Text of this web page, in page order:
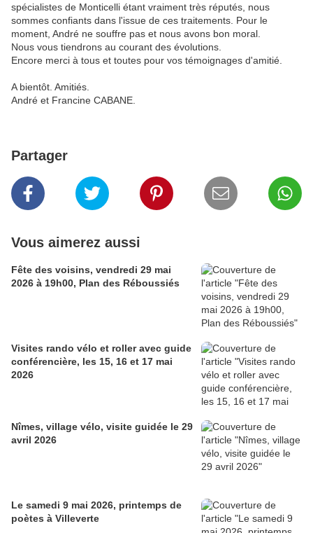
spécialistes de Monticelli étant vraiment très réputés, nous
sommes confiants dans l'issue de ces traitements. Pour le
moment, André ne souffre pas et nous avons bon moral.
Nous vous tiendrons au courant des évolutions.
Encore merci à tous et toutes pour vos témoignages d'amitié.
A bientôt. Amitiés.
André et Francine CABANE.
Partager
Vous aimerez aussi
Fête des voisins, vendredi 29 mai
2026 à 19h00, Plan des Réboussiés
Visites rando vélo et roller avec guide
conférencière, les 15, 16 et 17 mai
2026
Nîmes, village vélo, visite guidée le 29
avril 2026
Le samedi 9 mai 2026, printemps de
poètes à Villeverte